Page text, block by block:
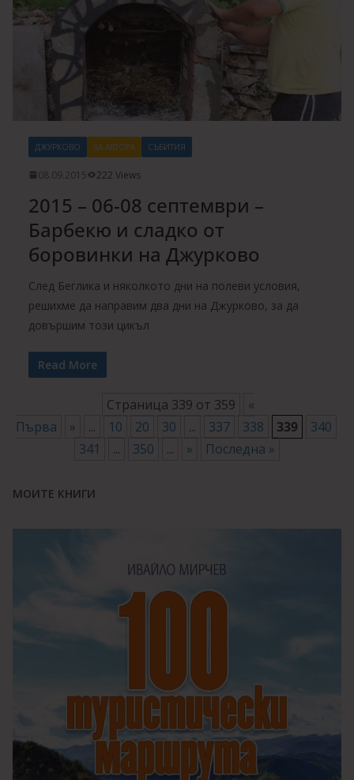
ДЖУРКОВО ЗА АВТОРА СЪБИТИЯ
08.09.2015 222 Views
2015 – 06-08 септември –
Барбекю и сладко от
боровинки на Джурково
След Беглика и няколкото дни на полеви условия,
решихме да направим два дни на Джурково, за да
довършим този цикъл
Read More
Страница 339 от 359
«
Първа
» ... 10 20 30 ... 337 338 339
340
341
... 350 ... » Последна »
МОИТЕ КНИГИ